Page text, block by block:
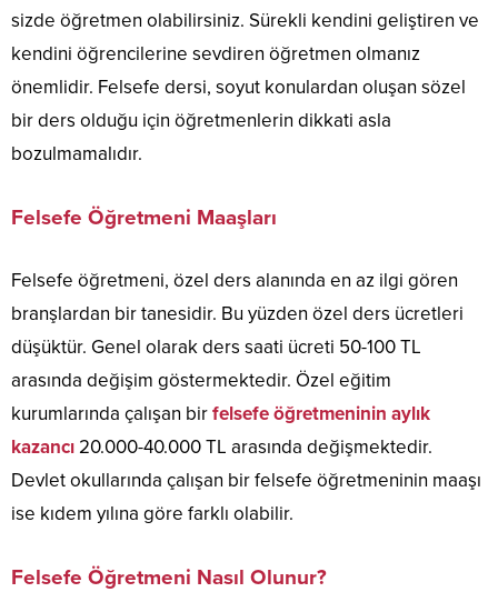
sizde öğretmen olabilirsiniz. Sürekli kendini geliştiren ve
kendini öğrencilerine sevdiren öğretmen olmanız
önemlidir. Felsefe dersi, soyut konulardan oluşan sözel
bir ders olduğu için öğretmenlerin dikkati asla
bozulmamalıdır.
Felsefe Öğretmeni Maaşları
Felsefe öğretmeni, özel ders alanında en az ilgi gören
branşlardan bir tanesidir. Bu yüzden özel ders ücretleri
düşüktür. Genel olarak ders saati ücreti 50-100 TL
arasında değişim göstermektedir. Özel eğitim
kurumlarında çalışan birfelsefe öğretmeninin aylık
kazancı 20.000-40.000 TL arasında değişmektedir.
Devlet okullarında çalışan bir felsefe öğretmeninin maaşı
ise kıdem yılına göre farklı olabilir.
Felsefe Öğretmeni Nasıl Olunur?